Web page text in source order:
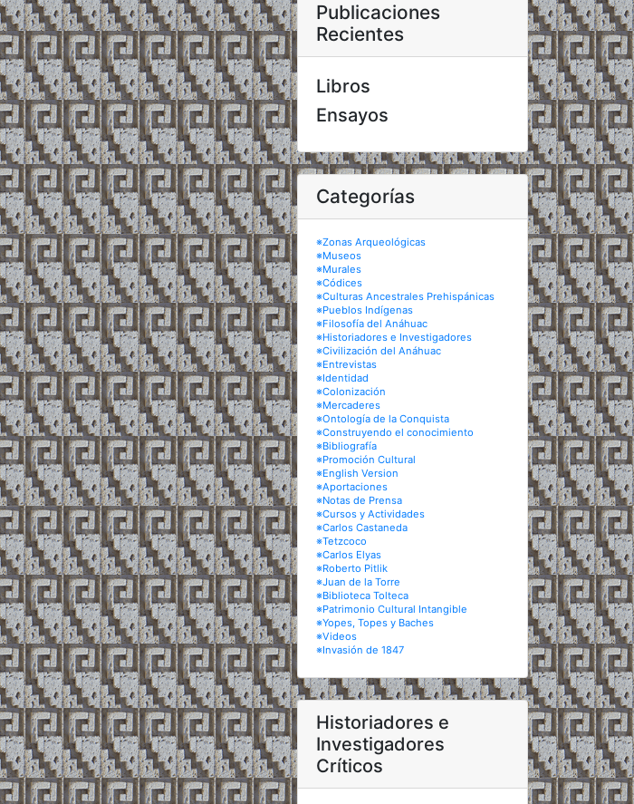
Publicaciones
Recientes
Libros
Ensayos
Categorías
※Zonas Arqueológicas
※Museos
※Murales
※Códices
※Culturas Ancestrales Prehispánicas
※Pueblos Indígenas
※Filosofía del Anáhuac
※Historiadores e Investigadores
※Civilización del Anáhuac
※Entrevistas
※Identidad
※Colonización
※Mercaderes
※Ontología de la Conquista
※Construyendo el conocimiento
※Bibliografía
※Promoción Cultural
※English Version
※Aportaciones
※Notas de Prensa
※Cursos y Actividades
※Carlos Castaneda
※Tetzcoco
※Carlos Elyas
※Roberto Pitlik
※Juan de la Torre
※Biblioteca Tolteca
※Patrimonio Cultural Intangible
※Yopes, Topes y Baches
※Videos
※Invasión de 1847
Historiadores e
Investigadores
Críticos